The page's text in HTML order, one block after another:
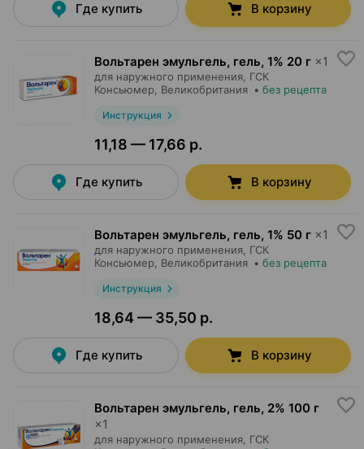
Где купить В корзину
Вольтарен эмульгель, гель, 1% 20 г ×1
для наружного применения, ГСК
Консьюмер , Великобритания • без рецепта
Инструкция
11,18 — 17,66 р.
Где купить В корзину
Вольтарен эмульгель, гель, 1% 50 г ×1
для наружного применения, ГСК
Консьюмер , Великобритания • без рецепта
Инструкция
18,64 — 35,50 р.
Где купить В корзину
Вольтарен эмульгель, гель, 2% 100 г
×1
для наружного применения, ГСК